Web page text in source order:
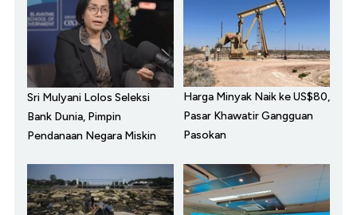
Sri Mulyani Lolos Seleksi
Bank Dunia, Pimpin
Pendanaan Negara Miskin
Harga Minyak Naik ke US$80,
Pasar Khawatir Gangguan
Pasokan